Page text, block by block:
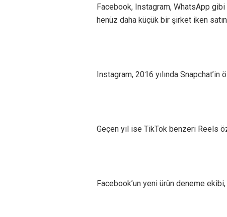
Facebook, Instagram, WhatsApp gibi
henüz daha küçük bir şirket iken satın
Instagram, 2016 yılında
Geçen yıl ise TikTok benzeri Reels
Facebook’un yeni ürün deneme